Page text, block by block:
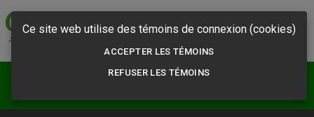
normes, de l'équité,
de la santé et de la
Ce site web utilise des témoins de connexion (cookies)
ACCEPTER LES TÉMOINS
REFUSER LES TÉMOINS